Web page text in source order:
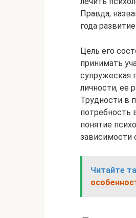
Правда,
года
Цель его
принимать
супружеская
личности, ее
Трудности в
потребность
понятие
зависимости
Читайте